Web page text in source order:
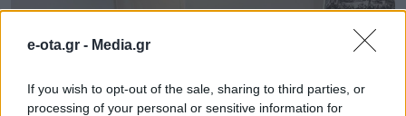
e-ota.gr - Media.gr
If you wish to opt-out of the sale, sharing to third parties, or
processing of your personal or sensitive information for